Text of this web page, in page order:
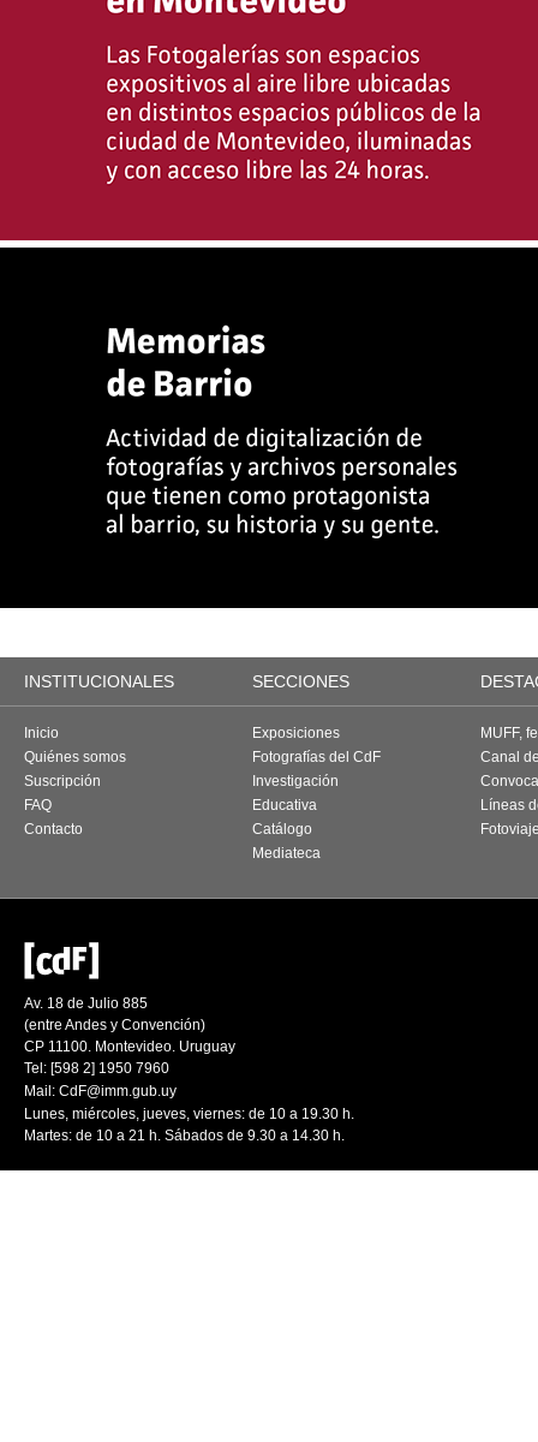
INSTITUCIONALES SECCIONES
Inicio
Quiénes somos
Suscripción
FAQ
Contacto
Exposiciones
Fotografías del CdF
Investigación
Educativa
Catálogo
Mediateca
MUFF,
Canal
Líneas
Av. 18 de Julio 885
(entre Andes y Convención)
CP 11100. Montevideo. Uruguay
Tel: [598 2] 1950 7960
Mail: CdF@imm.gub.uy
Lunes, miércoles, jueves, viernes: de 10 a 19.30 h.
Martes: de 10 a 21 h. Sábados de 9.30 a 14.30 h.